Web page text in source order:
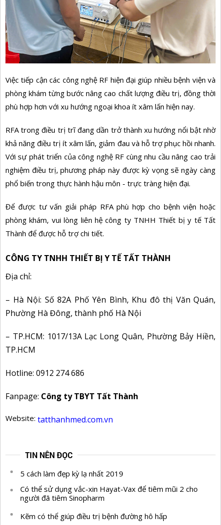
Việc tiếp cận các công nghệ RF hiện đại giúp nhiều bệnh viện và
phòng khám từng bước nâng cao chất lượng điều trị, đồng thời
phù hợp hơn với xu hướng ngoại khoa ít xâm lấn hiện nay.
RFA trong điều trị trĩ đang dần trở thành xu hướng nổi bật nhờ
khả năng điều trị ít xâm lấn, giảm đau và hỗ trợ phục hồi nhanh.
Với sự phát triển của công nghệ RF cùng nhu cầu nâng cao trải
nghiệm điều trị, phương pháp này được kỳ vọng sẽ ngày càng
phổ biến trong thực hành hậu môn - trực tràng hiện đại.
Để được tư vấn giải pháp RFA phù hợp cho bệnh viện hoặc
phòng khám, vui lòng liên hệ công ty TNHH Thiết bị y tế Tất
Thành để được hỗ trợ chi tiết.
CÔNG TY TNHH THIẾT BỊ Y TẾ TẤT THÀNH
Địa chỉ:
– Hà Nội: Số 82A Phố Yên Bình, Khu đô thị Văn Quán,
Phường Hà Đông, thành phố Hà Nội
– TP.HCM: 1017/13A Lạc Long Quân, Phường Bảy Hiền,
TP.HCM
Hotline: 0912 274 686
Fanpage: Công ty TBYT Tất Thành
Website: tatthanhmed.com.vn
TIN NÊN ĐỌC
5 cách làm đẹp kỳ lạ nhất 2019
Có thể sử dụng vắc-xin Hayat-Vax để tiêm mũi 2 cho
người đã tiêm Sinopharm
Kẽm có thể giúp điều trị bệnh đường hô hấp